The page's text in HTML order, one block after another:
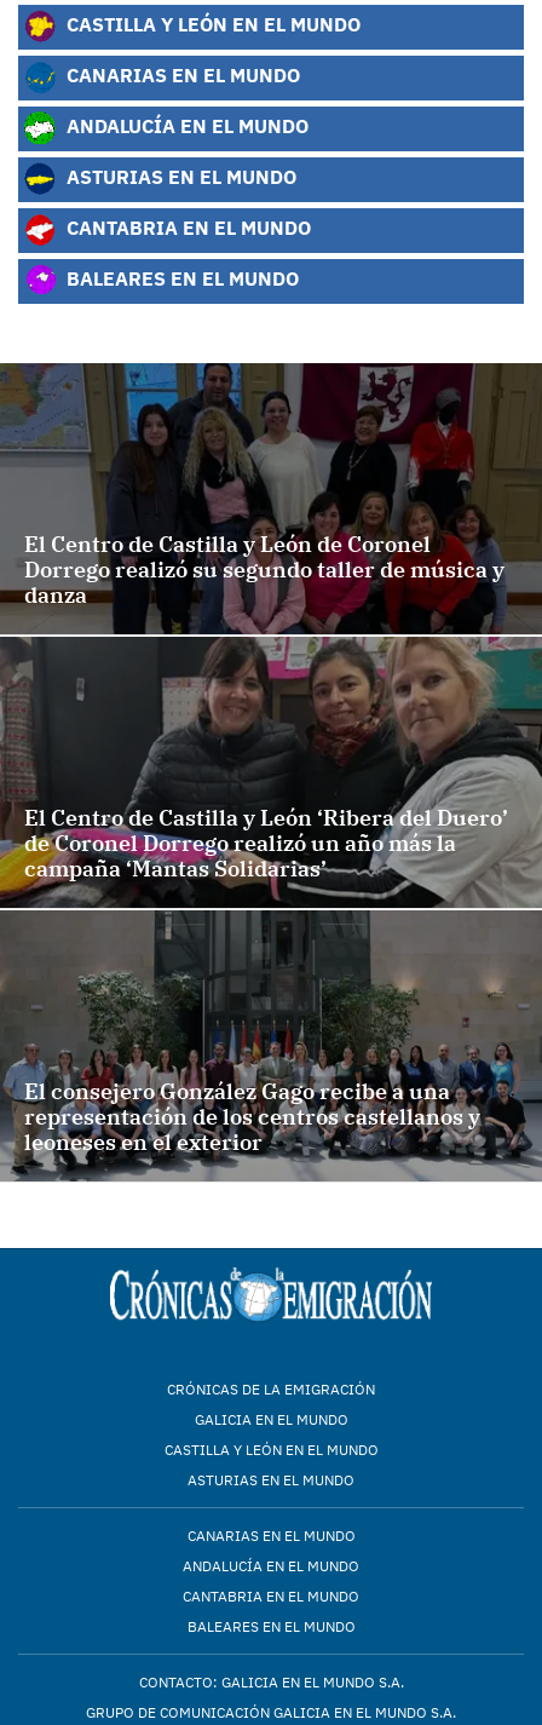
CASTILLA Y LEÓN EN EL MUNDO
CANARIAS EN EL MUNDO
ANDALUCÍA EN EL MUNDO
ASTURIAS EN EL MUNDO
CANTABRIA EN EL MUNDO
BALEARES EN EL MUNDO
El Centro de Castilla y León de Coronel
Dorrego realizó su segundo taller de música y
danza
El Centro de Castilla y León ‘Ribera del Duero’
de Coronel Dorrego realizó un año más la
campaña ‘Mantas Solidarias’
El consejero González Gago recibe a una
representación de los centros castellanos y
leoneses en el exterior
CRÓNICAS DE LA EMIGRACIÓN
GALICIA EN EL MUNDO
CASTILLA Y LEÓN EN EL MUNDO
ASTURIAS EN EL MUNDO
CANARIAS EN EL MUNDO
ANDALUCÍA EN EL MUNDO
CANTABRIA EN EL MUNDO
BALEARES EN EL MUNDO
CONTACTO: GALICIA EN EL MUNDO S.A.
GRUPO DE COMUNICACIÓN GALICIA EN EL MUNDO S.A.